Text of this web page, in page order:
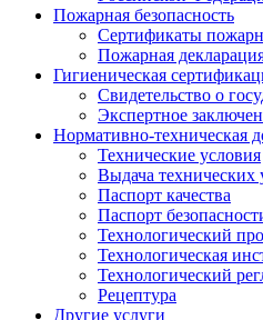
Пожарная безопасность
Сертификаты
Пожарная
Гигиеническая
Свидетельство о
Экспертное
Нормативно-техническая
Технические условия
Выдача технических
Паспорт качества
Паспорт
Технологический
Технологическая
Технологический
Рецептура
Другие услуги